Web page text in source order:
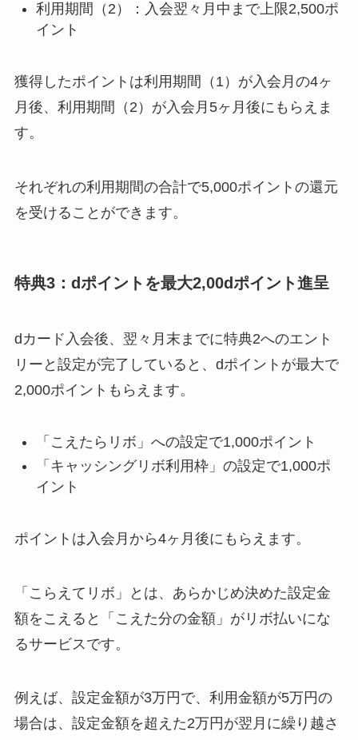
利用期間（2）：入会翌々月中まで上限2,500ポ
イント
獲得したポイントは利用期間（1）が入会月の4ヶ
月後、利用期間（2）が入会月5ヶ月後にもらえま
す。
それぞれの利用期間の合計で5,000ポイントの還元
を受けることができます。
特典3：dポイントを最大2,00dポイント進呈
dカード入会後、翌々月末までに特典2へのエント
リーと設定が完了していると、dポイントが最大で
2,000ポイントもらえます。
「こえたらリボ」への設定で1,000ポイント
「キャッシングリボ利用枠」の設定で1,000ポ
イント
ポイントは入会月から4ヶ月後にもらえます。
「 こらえてリボ 」とは、あらかじめ決めた設定金
額をこえると「こえた分の金額」がリボ払いにな
るサービスです。
例えば、設定金額が3万円で、利用金額が5万円の
場合は、設定金額を超えた2万円が翌月に繰り越さ